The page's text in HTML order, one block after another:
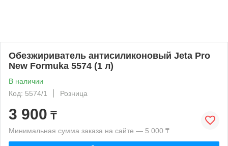
Обезжириватель антисиликоновый Jeta Pro
New Formuka 5574 (1 л)
В наличии
Код: 5574/1
Розница
3 900 ₸
Минимальная сумма заказа на сайте — 5 000 ₸